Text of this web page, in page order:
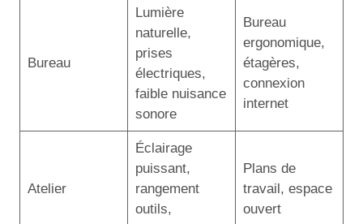
Bureau
Lumière
naturelle,
prises
électriques,
faible nuisance
sonore
Bureau
ergonomique,
étagères,
connexion
internet
Atelier
Éclairage
puissant,
rangement
outils,
Plans de
travail, espace
ouvert